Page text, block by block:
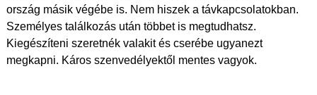
ország másik végébe is. Nem hiszek a távkapcsolatokban.
Személyes találkozás után többet is megtudhatsz.
Kiegészíteni szeretnék valakit és cserébe ugyanezt
megkapni. Káros szenvedélyektől mentes vagyok.